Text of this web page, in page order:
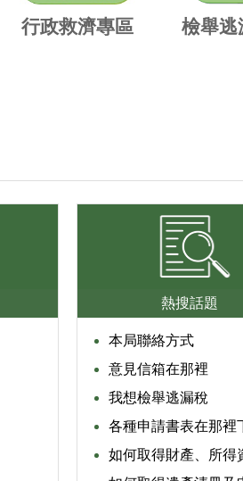
行政救濟專區 檢舉逃
熱搜話題
本局聯絡方式
意見信箱在那裡
我想檢舉逃漏稅
各種申請書表在那裡
如何取得財產、所得